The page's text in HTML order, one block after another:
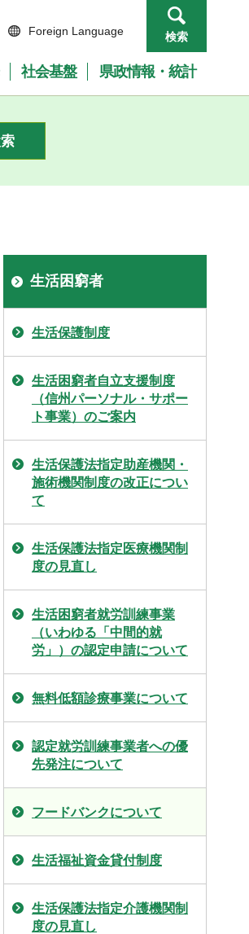
Foreign Language 検索
社会基盤 県政情報・統計
生活困窮者
生活保護制度
生活困窮者自立支援制度
（信州パーソナル・サポー
ト事業）のご案内
生活保護法指定助産機関・
施術機関制度の改正につい
て
生活保護法指定医療機関制
度の見直し
生活困窮者就労訓練事業
（いわゆる「中間的就
労」）の認定申請について
無料低額診療事業について
認定就労訓練事業者への優
先発注について
フードバンクについて
生活福祉資金貸付制度
生活保護法指定介護機関制
度の見直し